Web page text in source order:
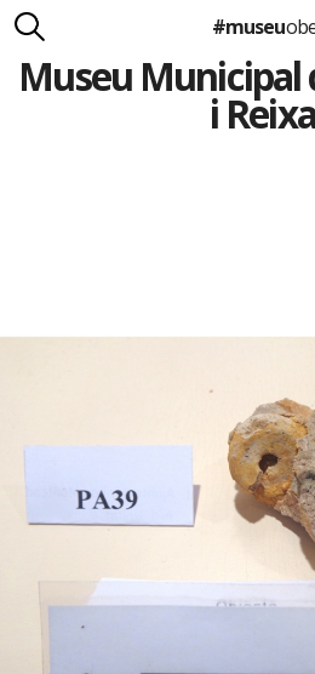
Suma't a la
Carlota Royo
#museu
Museu Municipal
i